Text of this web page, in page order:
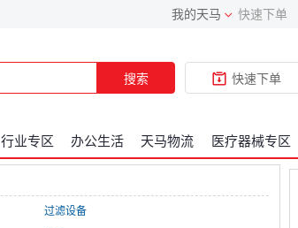
快速下单
我的天马
搜索 快速下单
行业专区 办公生活 天马物流 医疗器械专区
过滤设备